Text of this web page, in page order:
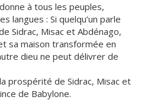
à tous les peuples,
langues : Si quelqu’un parle
Sidrac, Misac et Abdénago,
sa maison transformée en
dieu ne peut délivrer de
prospérité de Sidrac, Misac et
de Babylone.